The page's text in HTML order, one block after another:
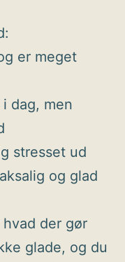
er meget
dag, men
stresset ud
og glad
der gør
glade, og du